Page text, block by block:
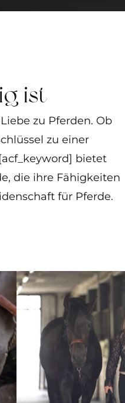
ist
zu Pferden. Ob
zu einer
bietet
die ihre Fähigkeiten
für Pferde.